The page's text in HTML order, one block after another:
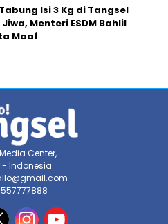
Isi 3 Kg di Tangsel
Menteri ESDM Bahlil
Maaf
Center,
- Indonesia